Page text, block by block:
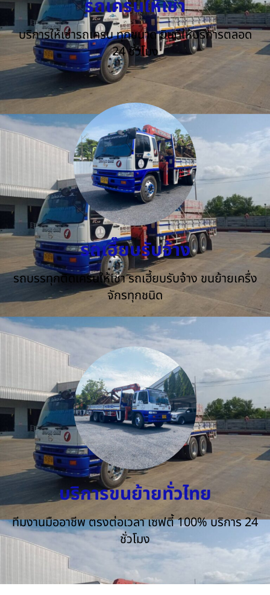
รถเครนให้เช่า
บริการให้เช่ารถเครน ทุกขนาด ยินดีให้บริการตลอด
24 ชั่วโมง
รถเฮี๊ยบรับจ้าง
รถบรรทุกติดเครนให้เช่า รถเฮี้ยบรับจ้าง ขนย้ายเครื่ง
จักรทุกชนิด
บริการขนย้ายทั่วไทย
ทีมงานมืออาชีพ ตรงต่อเวลา เซฟตี้ 100% บริการ 24
ชั่วโมง